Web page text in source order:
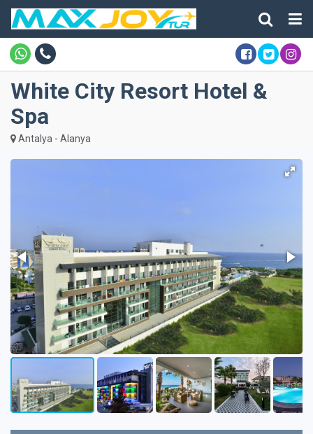
White City Resort Hotel &
Spa
Antalya - Alanya